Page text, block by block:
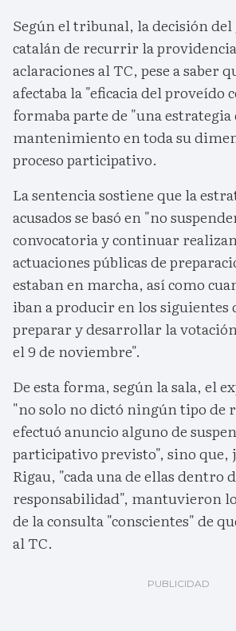
Según el tribunal, la decisión
catalán de recurrir la
aclaraciones al TC, pese a saber
afectaba la "eficacia del proveído
formaba parte de "una
mantenimiento en toda su
proceso participativo.
La sentencia sostiene que la
acusados se basó en "no
convocatoria y continuar
actuaciones públicas de
estaban en marcha, así como
iban a producir en los siguientes
preparar y desarrollar la
el 9 de noviembre".
De esta forma, según la sala, el
"no solo no dictó ningún tipo de
efectuó anuncio alguno de
participativo previsto", sino que,
Rigau, "cada una de ellas dentro
responsabilidad", mantuvieron
de la consulta "conscientes" de
al TC.